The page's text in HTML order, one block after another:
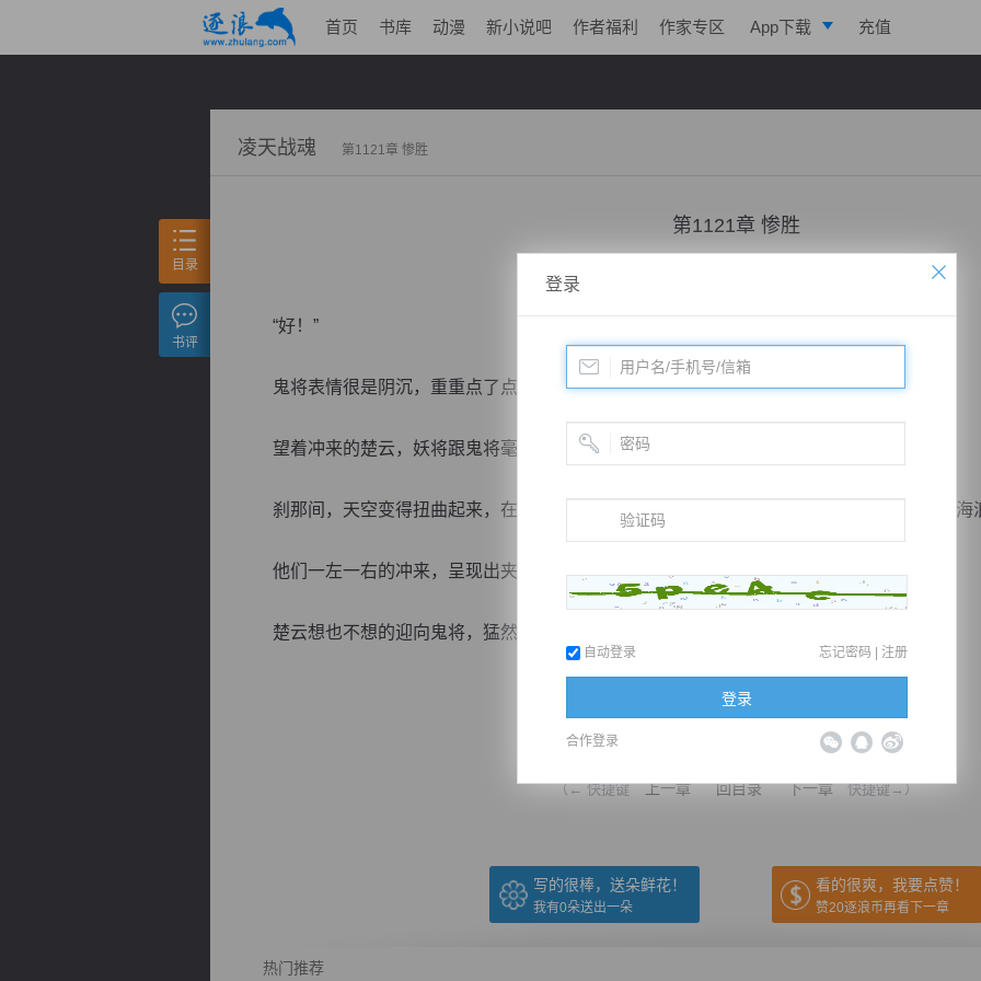
首页 书库 动漫 新小说吧 作者福利 作家专区 App下载 充值
凌天战魂 第1121章 惨胜
第1121章 惨胜
更新时间：2018-08-24 23:09 字数：3030
“好！”
鬼将表情很是阴沉，重重点了点头。
望着冲来的楚云，妖将跟鬼将毫不犹豫，齐齐出手。
刹那间，天空变得扭曲起来，在鬼将妖将周身恐怖气息的冲击下，轰鸣声震耳欲聋，如同海
他们一左一右的冲来，呈现出夹击之势，恐怖手段震慑苍穹。
楚云想也不想的迎向鬼将，猛然一拳打...
（← 快捷键 上一章 回目录 下一章 快捷键→）
写的很棒，送朵鲜花！
我有0朵送出一朵
看的很爽，我要点赞！
赞20逐浪币再看下一章
热门推荐
目录
书评
登录
自动登录 忘记密码 | 注册
登录
合作登录